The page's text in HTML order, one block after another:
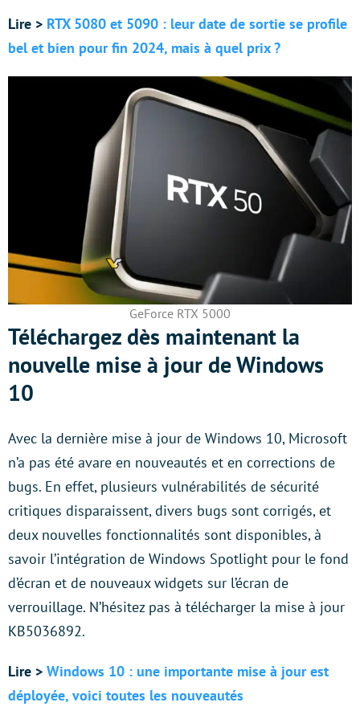
Lire > RTX 5080 et 5090 : leur date de sortie se profile
bel et bien pour fin 2024, mais à quel prix ?
GeForce RTX 5000
Téléchargez dès maintenant la
nouvelle mise à jour de Windows
10
Avec la dernière mise à jour de Windows 10, Microsoft
n’a pas été avare en nouveautés et en corrections de
bugs. En effet, plusieurs vulnérabilités de sécurité
critiques disparaissent, divers bugs sont corrigés, et
deux nouvelles fonctionnalités sont disponibles, à
savoir l’intégration de Windows Spotlight pour le fond
d’écran et de nouveaux widgets sur l’écran de
verrouillage. N’hésitez pas à télécharger la mise à jour
KB5036892.
Lire > Windows 10 : une importante mise à jour est
déployée, voici toutes les nouveautés